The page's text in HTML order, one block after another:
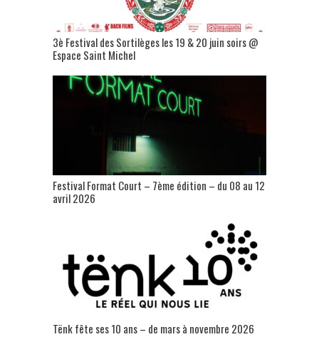
3è Festival des Sortilèges les 19 & 20 juin soirs @
Espace Saint Michel
Festival Format Court – 7ème édition – du 08 au 12
avril 2026
Tënk fête ses 10 ans – de mars à novembre 2026